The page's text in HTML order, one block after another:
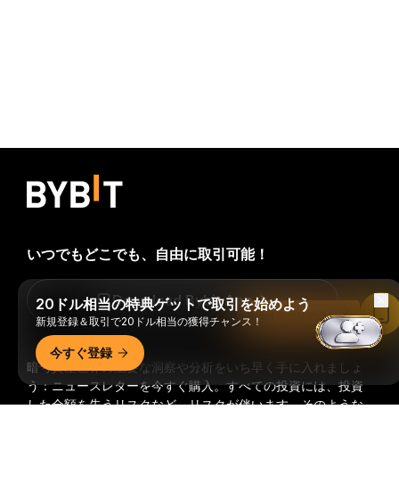
暗号資産世界の重要な洞察や分析をいち早く手に入れましょ
う：ニュースレターを今すぐ購入。すべての投資には、投資
した全額を失うリスクなど、リスクが伴います。そのような
いつでもどこでも、自由に取引可能！
Download Bybit App
20ドル相当の特典ゲットで取引を始めよう
新規登録＆取引で20ドル相当の獲得チャンス！
今すぐ登録
Bybitアプリで読む